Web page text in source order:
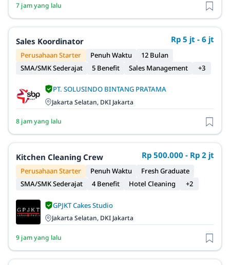
7 jam yang lalu
Sales Koordinator Rp 5 jt - 6 jt
Perusahaan Starter Penuh Waktu
12 Bulan
SMA/SMK Sederajat
5 Benefit Sales Management +3
PT. SOLUSINDO BINTANG PRATAMA
Jakarta Selatan, DKI Jakarta
8 jam yang lalu
Kitchen Cleaning Crew Rp 500.000 - Rp 2 jt
Perusahaan Starter Penuh Waktu
Fresh Graduate
SMA/SMK Sederajat
4 Benefit Hotel Cleaning +2
GPJKT Cakes Studio
Jakarta Selatan, DKI Jakarta
9 jam yang lalu